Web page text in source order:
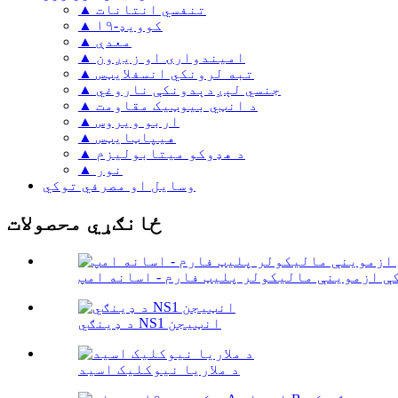
▲ تنفسي انتانات
▲ کوویډ-۱۹
▲ معدې
▲ امیندوارۍ او زیږون
▲ تبه لرونکي انسفلایټس
▲ جنسي لېږدېدونکې ناروغي
▲ د انټي بیوټیک مقاومت
▲ اربو ویروس
▲ هیپاټایټس
▲ د هډوکو میتابولیزم
▲ نور
وسایل او مصرفي توکي
ځانګړي محصولات
ازموینې مالیکولر پلیټ فارم - اسانه امپ
د ډینګي NS1 انټيجن
د ملاریا نیوکلیک اسید